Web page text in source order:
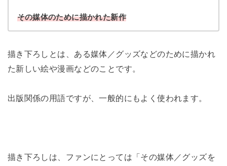
その媒体のために描かれた新作
描き下ろしとは、ある媒体／グッズなどのために描かれ
た新しい絵や漫画などのことです。
出版関係の用語ですが、一般的にもよく使われます。
描き下ろしは、ファンにとっては「その媒体／グッズを